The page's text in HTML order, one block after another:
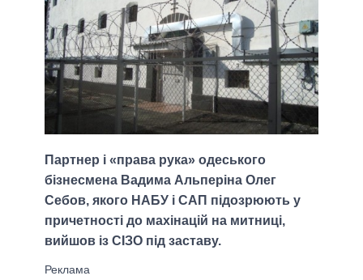
Партнер і «права рука» одеського
бізнесмена Вадима Альперіна Олег
Себов, якого НАБУ і САП підозрюють у
причетності до махінацій на митниці,
вийшов із СІЗО під заставу.